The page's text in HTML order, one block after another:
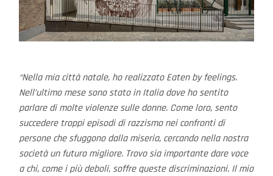
“Nella mia città natale, ho realizzato Eaten by feelings.
Nell’ultimo mese sono stato in Italia dove ho sentito
parlare di molte violenze sulle donne. Come loro, sento
succedere troppi episodi di razzismo nei confronti di
persone che sfuggono dalla miseria, cercando nella nostra
società un futuro migliore. Trovo sia importante dare voce
a chi, come i più deboli, soffre queste discriminazioni. Il mio